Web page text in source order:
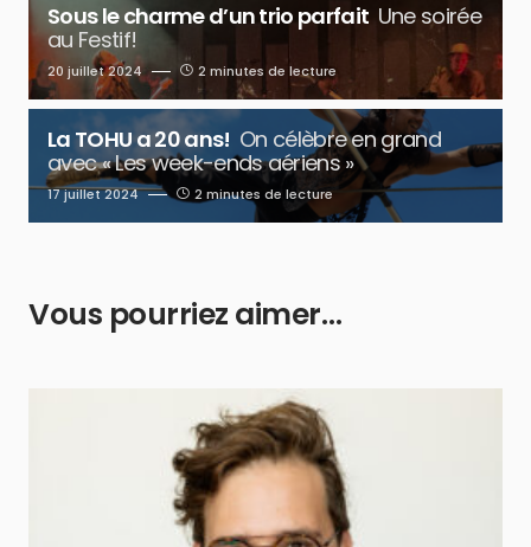
Sous le charme d’un trio parfait Une soirée
au Festif!
20 juillet 2024 2 minutes de lecture
La TOHU a 20 ans! On célèbre en grand
avec « Les week-ends aériens »
17 juillet 2024 2 minutes de lecture
Vous pourriez aimer…